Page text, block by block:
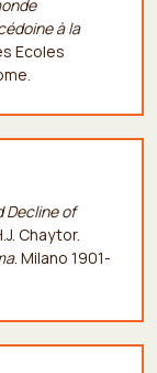
à la
Ecoles
Decline of
Chaytor.
. Milano 1901-